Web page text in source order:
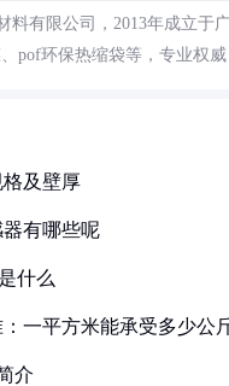
料有限公司，2013年成立于
pof环保热缩袋等，专业权威
及壁厚
有哪些呢
什么
一平方米能承受多少公
介